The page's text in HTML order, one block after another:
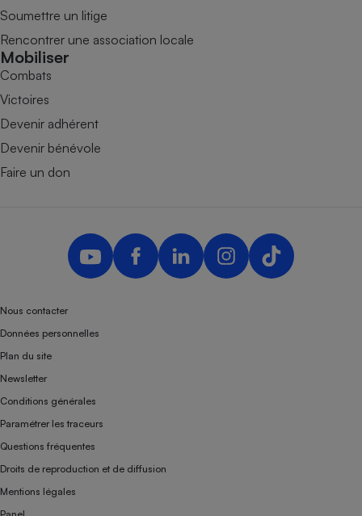
Soumettre un litige
Rencontrer une association locale
Mobiliser
Combats
Victoires
Devenir adhérent
Devenir bénévole
Faire un don
Nous contacter
Données personnelles
Plan du site
Newsletter
Conditions générales
Paramétrer les traceurs
Questions fréquentes
Droits de reproduction et de diffusion
Mentions légales